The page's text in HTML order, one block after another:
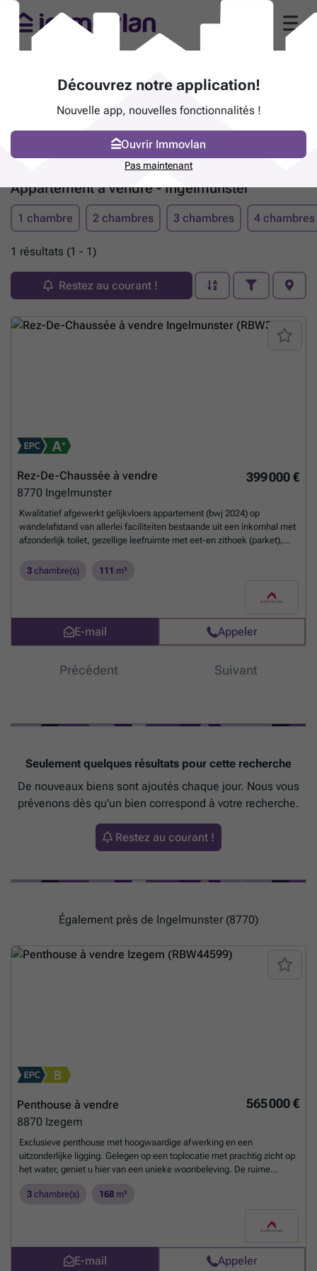
Appartement à vendre - Ingelmunster
1 chambre 2 chambres 3 chambres 4 chambres
1 résultats (1 - 1)
Restez au courant !
399 000 €
Rez-De-Chaussée à vendre
8770 Ingelmunster
Kwalitatief afgewerkt gelijkvloers appartement (bwj 2024) op
wandelafstand van allerlei faciliteiten bestaande uit een inkomhal met
afzonderlijk toilet, gezellige leefruimte met eet-en zithoek (parket),
ingerichte badkamer (inloopdouche + dubbele wastafel), master
een privatieve tuin met terras en uitweg via garage die bij te kopen is
zonnepanelen Vloerverwarming Conforme keuring elektriciteit
Dubbele beglazing + vliegramen Op een steenworp van scholen,
winkels, het centrum en openbaar vervoer Tot in de puntjes afgewerkt
concept van Smart Houses! Verdere inlichtingen of bezoek?
3 chambre(s) 111 m²
E-mail Appeler
Précédent Suivant
Seulement quelques résultats pour cette recherche
De nouveaux biens sont ajoutés chaque jour. Nous vous
prévenons dès qu'un bien correspond à votre recherche.
Restez au courant !
Également près de Ingelmunster (8770)
565 000 €
Penthouse à vendre
8870 Izegem
Exclusieve penthouse met hoogwaardige afwerking en een
uitzonderlijke ligging. Gelegen op een toplocatie met prachtig zicht op
het water, geniet u hier van een unieke woonbeleving. De ruime
de royale leefruimte, waar grote raampartijen zorgen voor een
achteraan, waar u kan genieten van het uitzicht op het water enerzijds
en de skyline van Izegem anderzijds. Verder beschikt het penthouse
3 chambre(s) 168 m²
E-mail Appeler
Découvrez notre application!
Nouvelle app, nouvelles fonctionnalités !
Ouvrir Immovlan
Pas maintenant